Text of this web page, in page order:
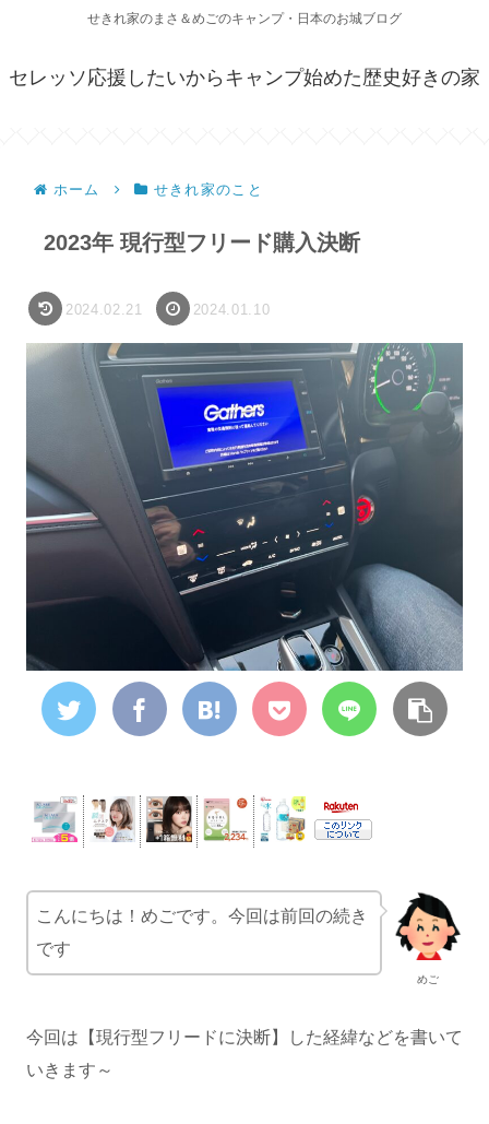
せきれ家のまさ＆めごのキャンプ・日本のお城ブログ
セレッソ応援したいからキャンプ始めた歴史好きの家
ホーム せきれ家のこと
2023年 現行型フリード購入決断
2024.02.21 2024.01.10
めご
こんにちは！めごです。今回は前回の続き
です
今回は【現行型フリードに決断】した経緯などを書いて
いきます～